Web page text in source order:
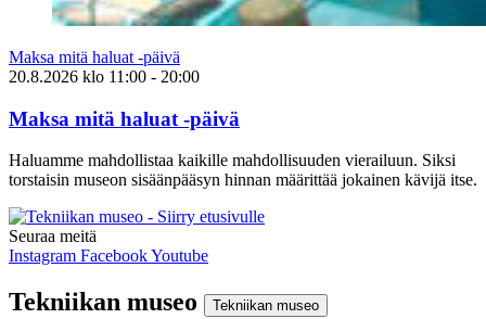
Maksa mitä haluat -päivä
20.8.2026 klo 11:00 - 20:00
Maksa mitä haluat -päivä
Haluamme mahdollistaa kaikille mahdollisuuden vierailuun. Siksi
torstaisin museon sisäänpääsyn hinnan määrittää jokainen kävijä itse.
Seuraa meitä
Instagram FacebookYoutube
Tekniikan museo Tekniikan museo